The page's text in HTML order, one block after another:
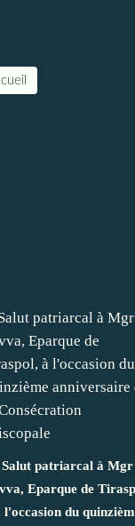
Salut patriarcal à Mgr
Eparque de
l'occasion du